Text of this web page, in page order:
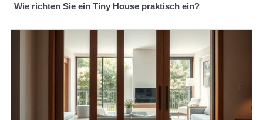
Wie richten Sie ein Tiny House praktisch ein?